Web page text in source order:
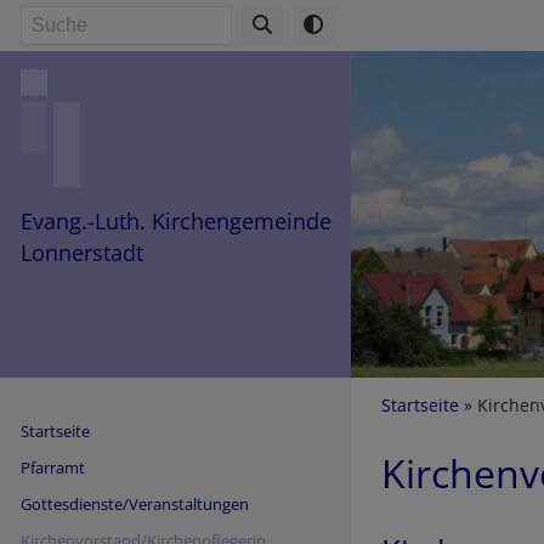
Inhalt
Suche
Evang.-Luth. Kirchengemeinde
Lonnerstadt
Startseite
Pfarramt
Gottesdienste/Veranstaltungen
Startseite